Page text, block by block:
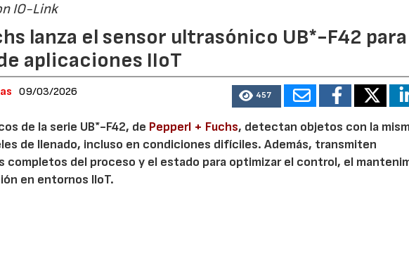
IO-Link
lanza el sensor ultrasónico UB*-F42
aplicaciones IIoT
09/03/2026 457
de la serie UB*-F42, de Pepperl + Fuchs, detectan objetos con la
de llenado, incluso en condiciones difíciles. Además, transmiten
completos del proceso y el estado para optimizar el control, el
en entornos IIoT.